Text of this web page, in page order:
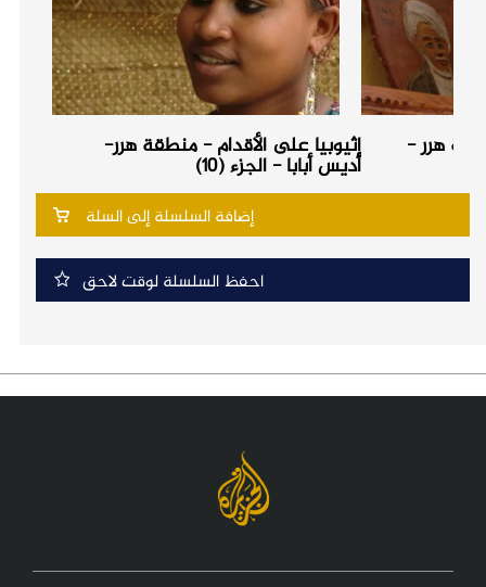
إثيوبيا على الأقدام - منطقة هرر-
أديس أبابا - الجزء (10)
هرر -
إضافة السلسلة إلى السلة
احفظ السلسلة لوقت لاحق